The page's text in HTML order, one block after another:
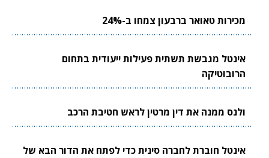
מכירות טאואר ברבעון צמחו ב-24%
אינטל מגבשת תשתית פעילות ייעודית בתחום
הרובוטיקה
ולנס ממנה את דין מרטין לראש חטיבת הרכב
אינטל חוברת לחברה סינית כדי לפתח את הדור הבא של